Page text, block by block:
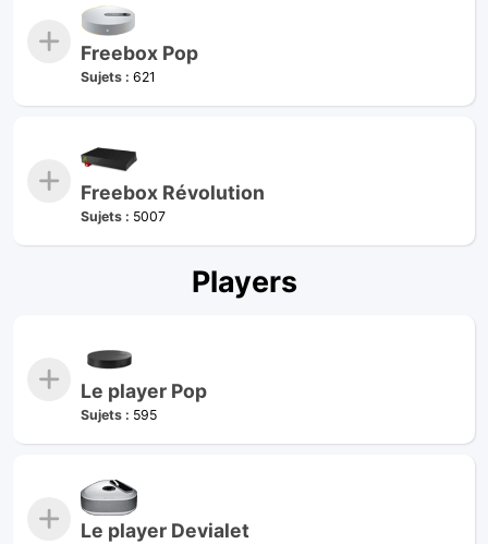
Freebox Pop
Sujets : 621
Freebox Révolution
Sujets : 5007
Players
Le player Pop
Sujets : 595
Le player Devialet